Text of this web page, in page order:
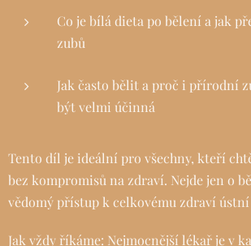
Co je bílá dieta po bělení a jak
zubů
Jak často bělit a proč i přírodní
být velmi účinná
Tento díl je ideální pro všechny, kteří
bez kompromisů na zdraví. Nejde jen o
vědomý přístup k celkovému zdraví
Jak vždy říkáme: Nejmocnější lékař je v